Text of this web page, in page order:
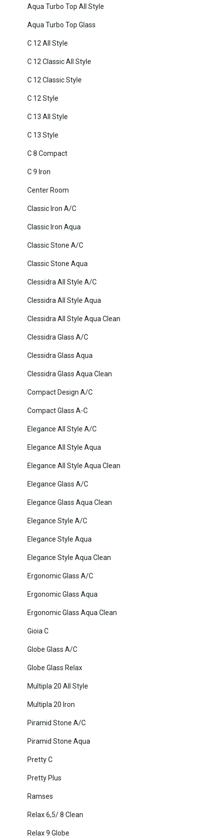
Aqua Turbo Top All Style
Aqua Turbo Top Glass
C 12 All Style
C 12 Classic All Style
C 12 Classic Style
C 12 Style
C 13 All Style
C 13 Style
C 8 Compact
C 9 Iron
Center Room
Classic Iron A/C
Classic Iron Aqua
Classic Stone A/C
Classic Stone Aqua
Clessidra All Style A/C
Clessidra All Style Aqua
Clessidra All Style Aqua Clean
Clessidra Glass A/C
Clessidra Glass Aqua
Clessidra Glass Aqua Clean
Compact Design A/C
Compact Glass A-C
Elegance All Style A/C
Elegance All Style Aqua
Elegance All Style Aqua Clean
Elegance Glass A/C
Elegance Glass Aqua Clean
Elegance Style A/C
Elegance Style Aqua
Elegance Style Aqua Clean
Ergonomic Glass A/C
Ergonomic Glass Aqua
Ergonomic Glass Aqua Clean
Gioia C
Globe Glass A/C
Globe Glass Relax
Multipla 20 All Style
Multipla 20 Iron
Piramid Stone A/C
Piramid Stone Aqua
Pretty C
Pretty Plus
Ramses
Relax 6,5/ 8 Clean
Relax 9 Globe